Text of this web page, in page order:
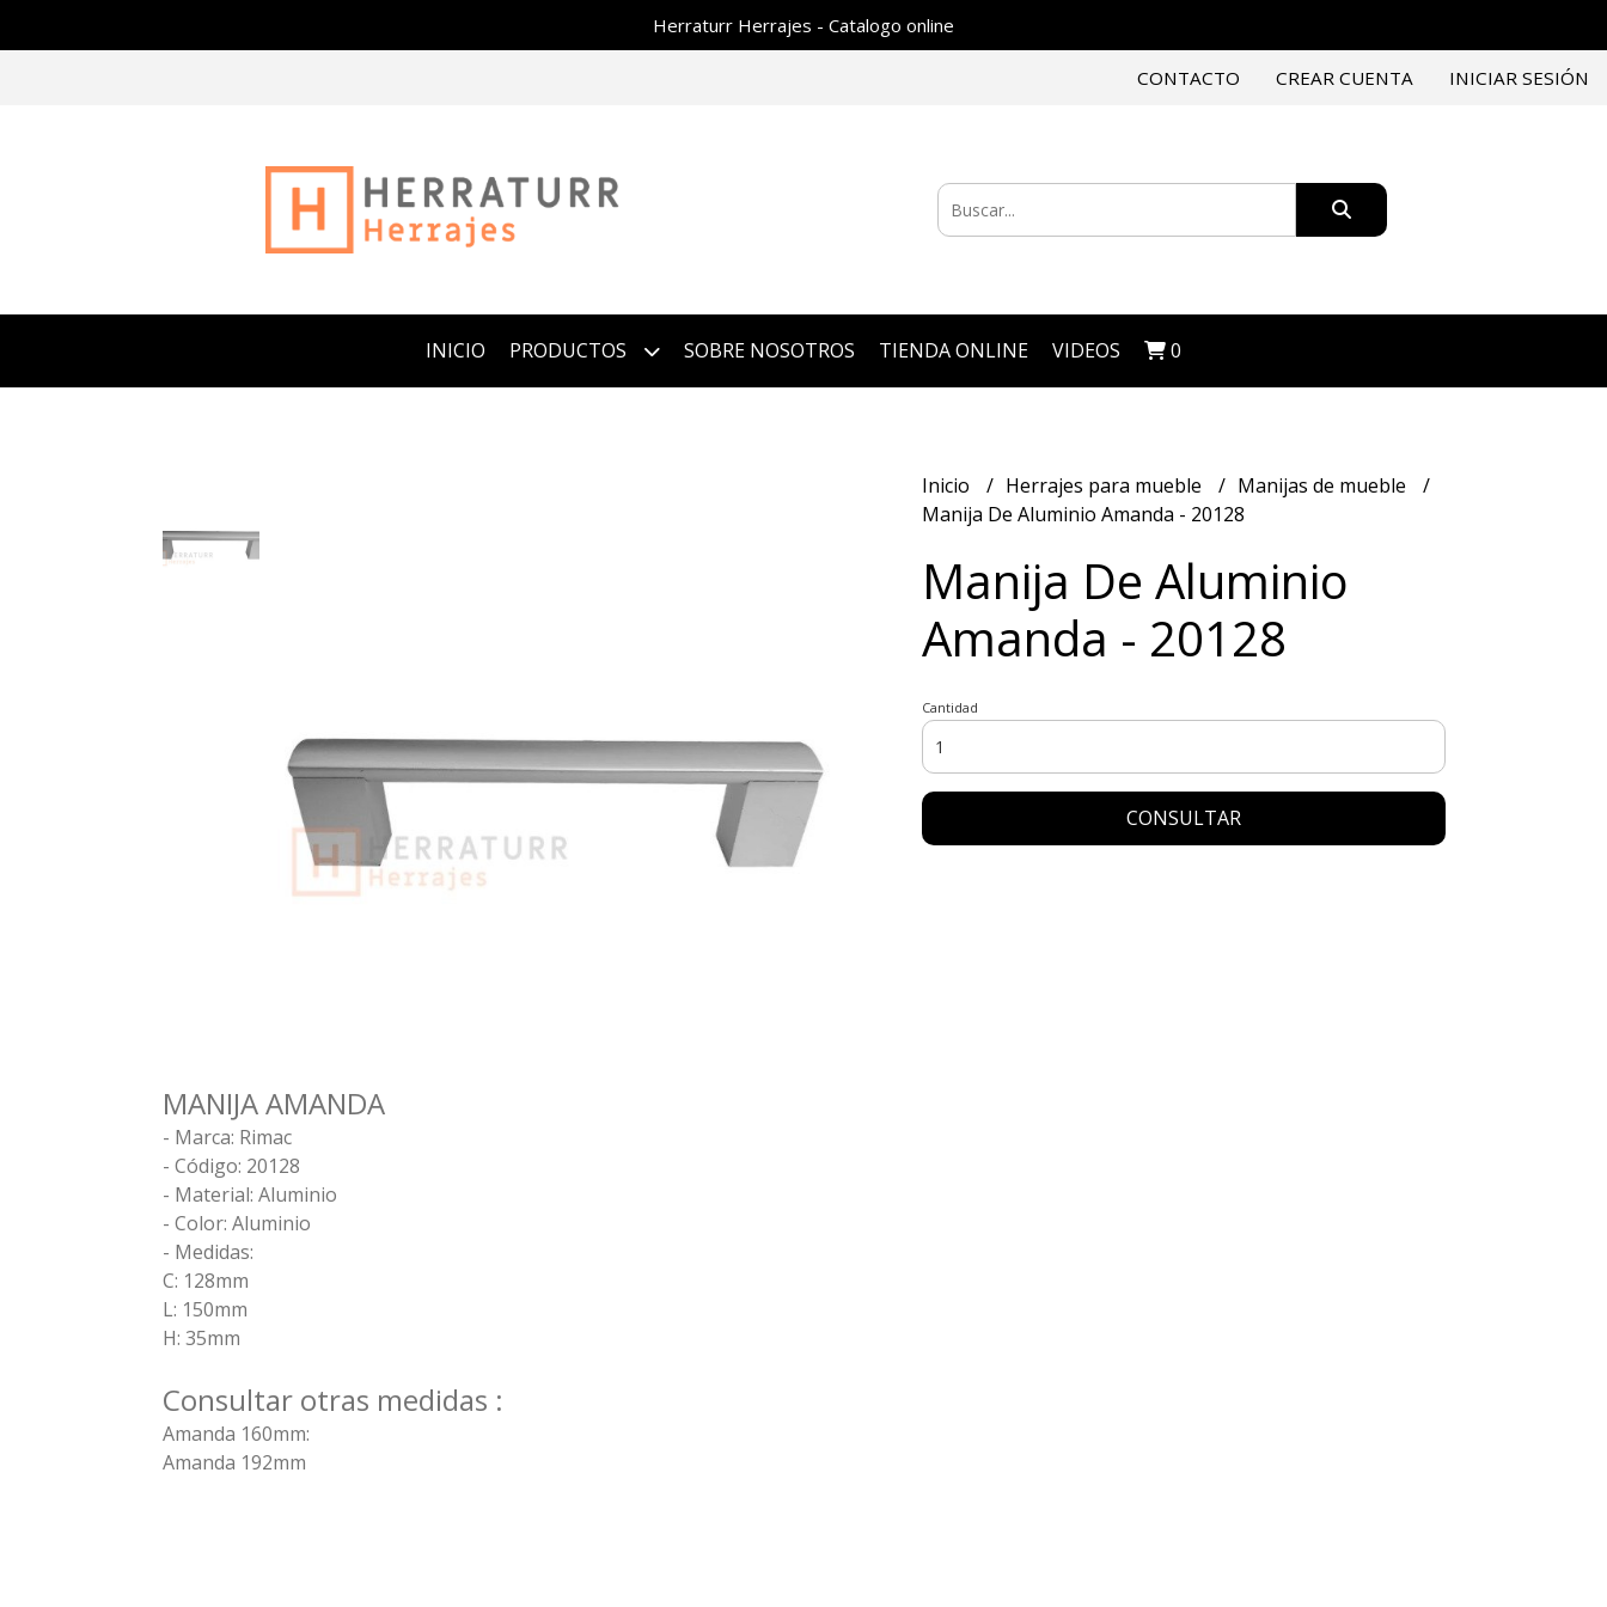
Herraturr Herrajes - Catalogo online
CONTACTO CREAR CUENTA INICIAR SESIÓN
INICIO PRODUCTOS SOBRE NOSOTROS TIENDA ONLINE VIDEOS 0
MANIJA AMANDA
- Marca: Rimac
- Código: 20128
- Material: Aluminio
- Color: Aluminio
- Medidas:
C: 128mm
L: 150mm
H: 35mm
Consultar otras medidas :
Amanda 160mm:
Amanda 192mm
Inicio Herrajes para mueble
Manijas de mueble
Manija De Aluminio Amanda - 20128
Manija De Aluminio
Amanda - 20128
Cantidad
CONSULTAR